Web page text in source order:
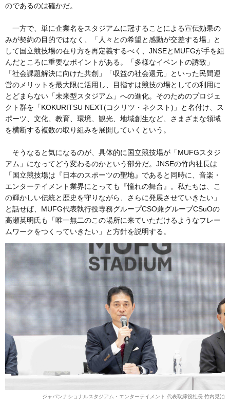
のであるのは確かだ。
一方で、単に企業名をスタジアムに冠することによる宣伝効果の
みが契約の目的ではなく、「人々との希望と感動が交差する場」と
して国立競技場の在り方を再定義するべく、JNSEとMUFGが手を組
んだところに重要なポイントがある。「多様なイベントの誘致」
「社会課題解決に向けた共創」「収益の社会還元」といった民間運
営のメリットを最大限に活用し、目指すは競技の場としての利用に
とどまらない「未来型スタジアム」への進化。そのためのプロジェ
クト群を「KOKURITSU NEXT(コクリツ・ネクスト)」と名付け、ス
ポーツ、文化、教育、環境、観光、地域創生など、さまざまな領域
を横断する複数の取り組みを展開していくという。
そうなると気になるのが、具体的に国立競技場が「MUFGスタジ
アム」になってどう変わるのかという部分だ。JNSEの竹内社長は
「国立競技場は『日本のスポーツの聖地』であると同時に、音楽・
エンターテイメント業界にとっても『憧れの舞台』。私たちは、こ
の輝かしい伝統と歴史を守りながら、さらに発展させていきたい」
と話せば、MUFG代表執行役専務グループCSO兼グループCSuOの
高瀬英明氏も「唯一無二のこの場所に来ていただけるようなフレー
ムワークをつくっていきたい」と方針を説明する。
ジャパンナショナルスタジアム・エンターテイメント 代表取締役社長 竹内晃治